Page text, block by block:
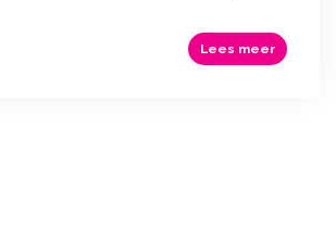
Lees meer